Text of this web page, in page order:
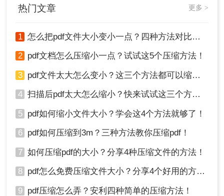
热门文章 更多 >
1 怎么把pdf文件大小变小一点？四种方法对比，一看就懂！
2 pdf文档怎么压缩小一点？试试这5个压缩方法！
3 pdf文件太大怎么变小？这三个方法都可以缩小！
4 扫描后pdf太大怎么缩小？快来试试这三个方法！
5 pdf如何缩小文件大小？学会这4个方法就够了！
6 pdf如何压缩到3m？三种方法教你压缩pdf！
7 如何压缩pdf的大小？分享4种压缩文件的方法！
8 pdf怎么免费压缩文件大小？分享4个好用的方法，简单又快捷！
9 pdf压缩怎么弄？安利四种简单的压缩方法！